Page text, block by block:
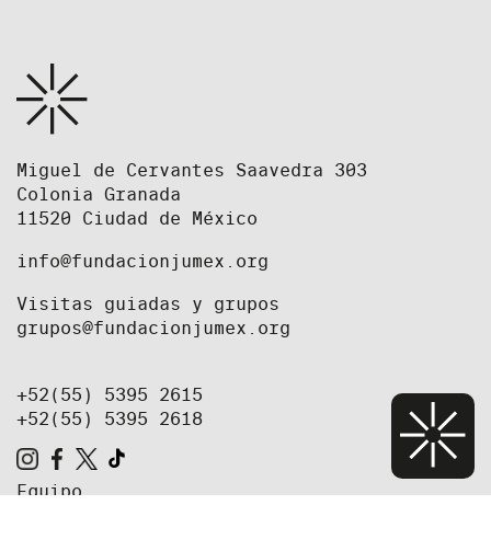
Miguel de Cervantes Saavedra 303
Colonia Granada
11520 Ciudad de México
info@fundacionjumex.org
Visitas guiadas y grupos
grupos@fundacionjumex.org
+52(55) 5395 2615
+52(55) 5395 2618
Equipo